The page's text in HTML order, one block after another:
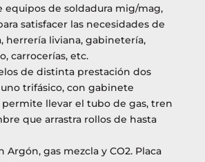
equipos de soldadura mig/mag,
satisfacer las necesidades de
herrería liviana, gabinetería,
carrocerías, etc.
de distinta prestación dos
trifásico, con gabinete
llevar el tubo de gas, tren
que arrastra rollos de hasta
Argón, gas mezcla y CO2. Placa